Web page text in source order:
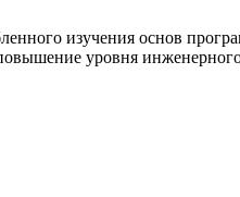
изучения основ
уровня